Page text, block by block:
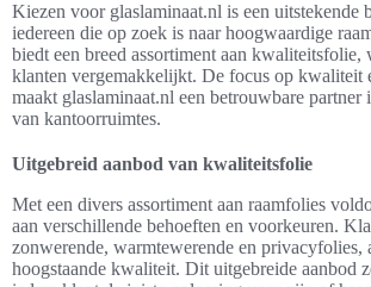
Kiezen voor glaslaminaat.nl is een uitstekende
iedereen die op zoek is naar hoogwaardige
biedt een breed assortiment aan kwaliteitsfolie,
klanten vergemakkelijkt. De focus op kwaliteit
maakt glaslaminaat.nl een betrouwbare partner
van kantoorruimtes.
Uitgebreid aanbod van kwaliteitsfolie
Met een divers assortiment aan raamfolies
aan verschillende behoeften en voorkeuren.
zonwerende, warmtewerende en privacyfolies,
hoogstaande kwaliteit. Dit uitgebreide aanbod